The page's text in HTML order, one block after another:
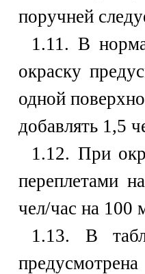
поручней
1.11. В
окраску
одной
добавлять 1,5
1.12. При
переплетами
чел/час на 100
1.13. В